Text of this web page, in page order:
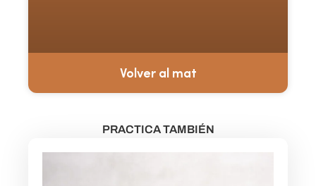
Volver al mat
PRACTICA TAMBIÉN